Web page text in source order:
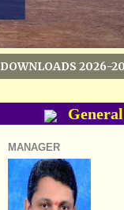
DOWNLOADS 2026-
General
MANAGER